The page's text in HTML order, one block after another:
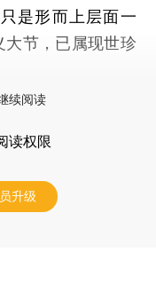
是形而上层面一
节，已属现世珍
续阅读
读权限
升级